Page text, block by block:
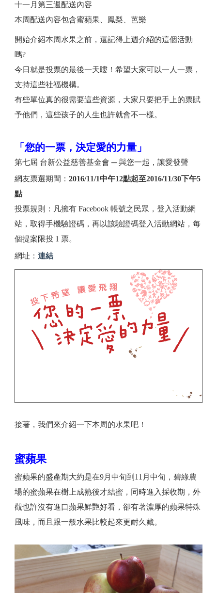
十一月第三週配送內容
本周配送內容包含蜜蘋果、鳳梨、芭樂
開始介紹本周水果之前，還記得上週介紹的這個活動
嗎?
今日就是投票的最後一天瞜！希望大家可以一人一票，
支持這些社福機構。
有些單位真的很需要這些資源，大家只要把手上的票賦
予他們，這些孩子的人生也許就會不一樣。
「您的一票，決定愛的力量」
第七屆 台新公益慈善基金會 ─ 與您一起，讓愛發聲
網友票選期間： 2016/11/1中午12點起至2016/11/30下午5
點
投票規則：凡擁有 Facebook 帳號之民眾，登入活動網
站，取得手機驗證碼，再以該驗證碼登入活動網站，每
個提案限投 1 票。
網址： 連結
接著，我們來介紹一下本周的水果吧！
蜜蘋果
蜜蘋果的盛產期大約是在9月中旬到11月中旬，碧綠農
場的蜜蘋果在樹上成熟後才結蜜，同時進入採收期，外
觀也許沒有進口蘋果鮮艷好看，卻有著濃厚的蘋果特殊
風味，而且跟一般水果比較起來更耐久藏。